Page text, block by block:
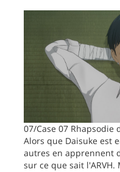
07/Case 07 Rhapsodie
Alors que Daisuke est
autres en apprennent
sur ce que sait